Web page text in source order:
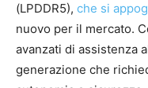
(LPDDR5), che si
nuovo per il mercato.
avanzati di assistenza
generazione che